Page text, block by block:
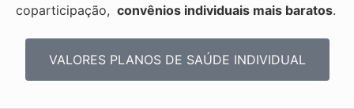
coparticipação, convênios individuais mais baratos.
VALORES PLANOS DE SAÚDE INDIVIDUAL